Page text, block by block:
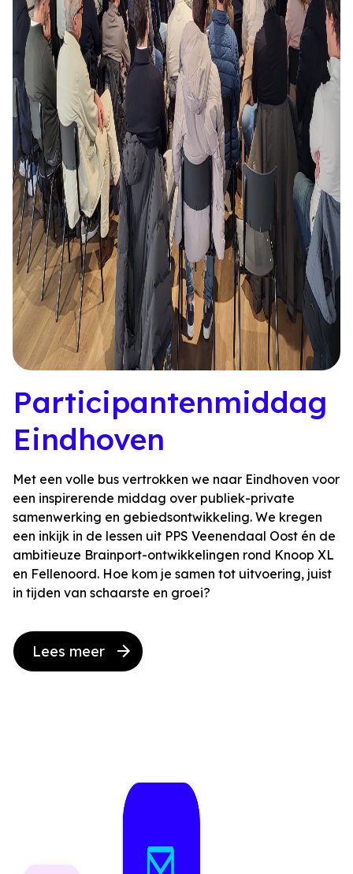
Participantenmiddag
Eindhoven
Met een volle bus vertrokken we naar Eindhoven voor
een inspirerende middag over publiek-private
samenwerking en gebiedsontwikkeling. We kregen
een inkijk in de lessen uit PPS Veenendaal Oost én de
ambitieuze Brainport-ontwikkelingen rond Knoop XL
en Fellenoord. Hoe kom je samen tot uitvoering, juist
in tijden van schaarste en groei?
Lees meer